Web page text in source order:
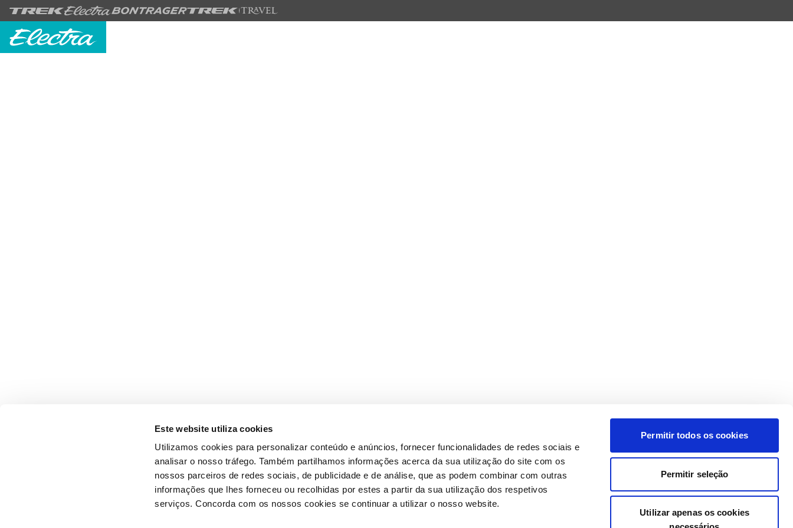
Este website utiliza cookies
Utilizamos cookies para personalizar conteúdo e anúncios, fornecer funcionalidades de redes sociais e
analisar o nosso tráfego. Também partilhamos informações acerca da sua utilização do site com os
nossos parceiros de redes sociais, de publicidade e de análise, que as podem combinar com outras
informações que lhes forneceu ou recolhidas por estes a partir da sua utilização dos respetivos
serviços. Concorda com os nossos cookies se continuar a utilizar o nosso website.
Permitir todos os cookies
Permitir seleção
Utilizar apenas os cookies